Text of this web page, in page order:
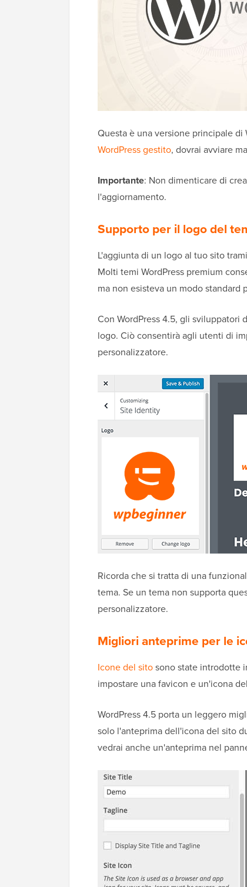
Questa è una versione principale di
WordPress gestito, dovrai avviare
Importante: Non dimenticare di
l'aggiornamento.
Supporto per il logo del
L'aggiunta di un logo al tuo sito
Molti temi WordPress premium
ma non esisteva un modo standard
Con WordPress 4.5, gli
logo. Ciò consentirà agli utenti di
personalizzatore.
Ricorda che si tratta di una
tema. Se un tema non supporta
personalizzatore.
Migliori anteprime per le
Icone del sitosono state introdotte
impostare una favicon e un'icona
WordPress 4.5 porta un leggero
solo l'anteprima dell'icona del sito
vedrai anche un'anteprima nel